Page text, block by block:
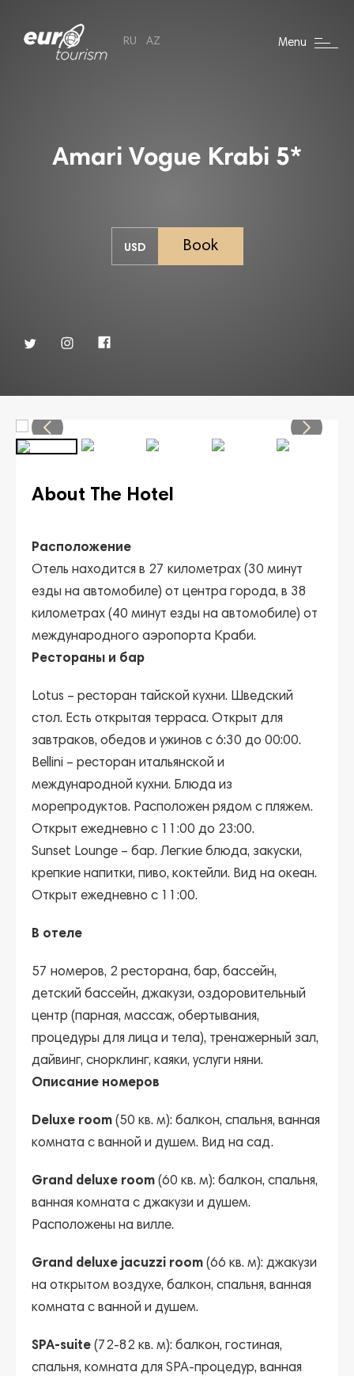
RU AZ Menu
Amari Vogue Krabi 5*
USD Book
About The Hotel
Расположение
Отель находится в 27 километрах (30 минут
езды на автомобиле) от центра города, в 38
километрах (40 минут езды на автомобиле) от
международного аэропорта Краби.
Рестораны и бар
Lotus – ресторан тайской кухни. Шведский
стол. Есть открытая терраса. Открыт для
завтраков, обедов и ужинов с 6:30 до 00:00.
Bellini – ресторан итальянской и
международной кухни. Блюда из
морепродуктов. Расположен рядом с пляжем.
Открыт ежедневно с 11:00 до 23:00.
Sunset Lounge – бар. Легкие блюда, закуски,
крепкие напитки, пиво, коктейли. Вид на океан.
Открыт ежедневно с 11:00.
В отеле
57 номеров, 2 ресторана, бар, бассейн,
детский бассейн, джакузи, оздоровительный
центр (парная, массаж, обертывания,
процедуры для лица и тела), тренажерный зал,
дайвинг, снорклинг, каяки, услуги няни.
Описание номеров
Deluxe room (50 кв. м): балкон, спальня, ванная
комната с ванной и душем. Вид на сад.
Grand deluxe room (60 кв. м): балкон, спальня,
ванная комната с джакузи и душем.
Расположены на вилле.
Grand deluxe jacuzzi room (66 кв. м): джакузи
на открытом воздухе, балкон, спальня, ванная
комната с ванной и душем.
SPA-suite (72-82 кв. м): балкон, гостиная,
спальня, комната для SPA-процедур, ванная